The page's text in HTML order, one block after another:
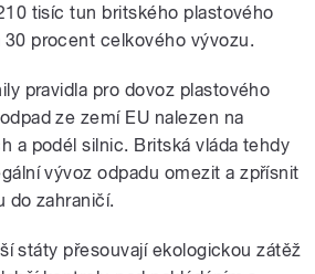
tisíc tun britského plastového
procent celkového vývozu.
pravidla pro dovoz plastového
ze zemí EU nalezen na
a podél silnic. Britská vláda tehdy
vývoz odpadu omezit a zpřísnit
do zahraničí.
státy přesouvají ekologickou zátěž